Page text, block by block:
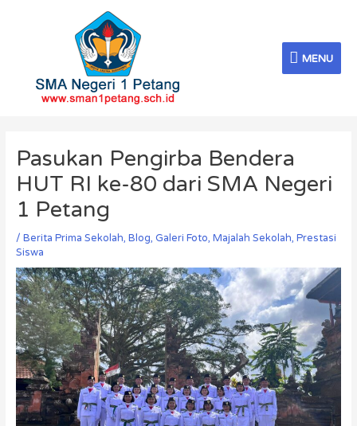
MENU
Pasukan Pengirba Bendera
HUT RI ke-80 dari SMA Negeri
1 Petang
/ Berita Prima Sekolah, Blog, Galeri Foto, Majalah Sekolah, Prestasi
Siswa